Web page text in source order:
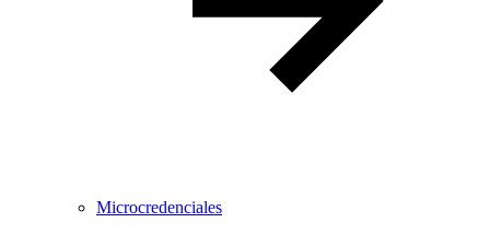
Microcredenciales